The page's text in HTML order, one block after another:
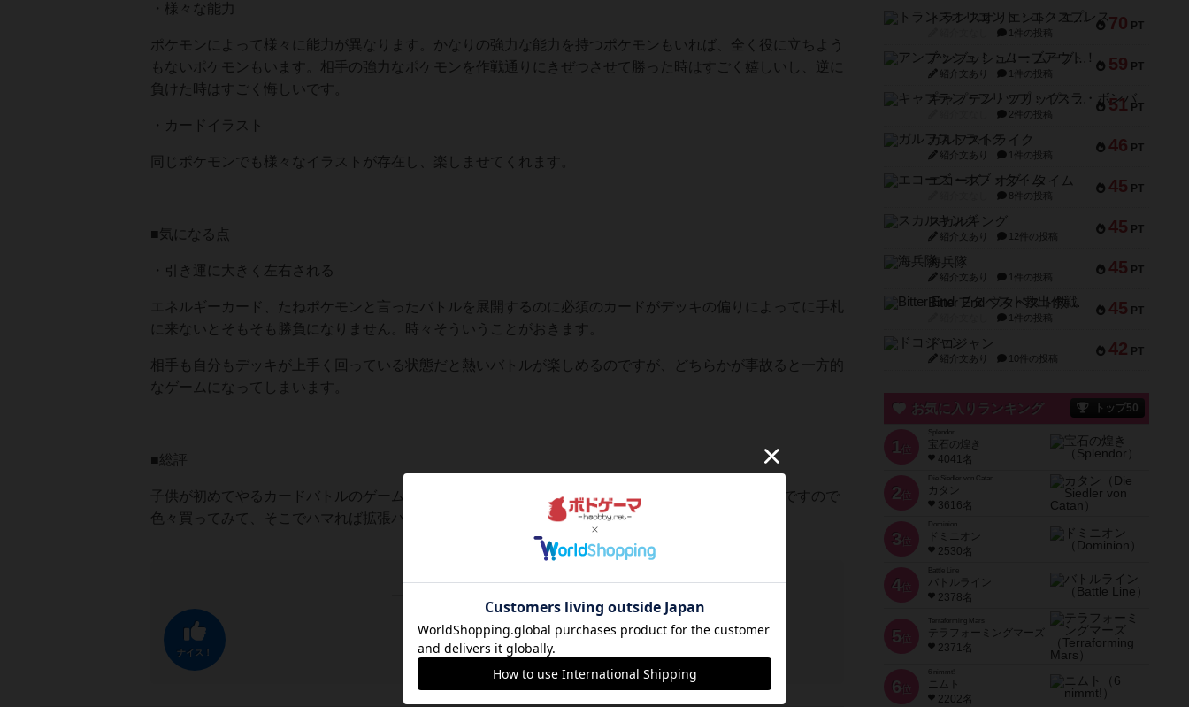
・様々な能力
ポケモンによって様々に能力が異なります。かなりの強力な能力を持つポケモンもいれば、全く役に立ちよう
もないポケモンもいます。相手の強力なポケモンを作戦通りにきぜつさせて勝った時はすごく嬉しいし、逆に
負けた時はすごく悔しいです。
・カードイラスト
同じポケモンでも様々なイラストが存在し、楽しませてくれます。
■気になる点
・引き運に大きく左右される
エネルギーカード、たねポケモンと言ったバトルを展開するのに必須のカードがデッキの偏りによってに手札
に来ないとそもそも勝負になりません。時々そういうことがおきます。
相手も自分もデッキが上手く回っている状態だと熱いバトルが楽しめるのですが、どちらかが事故ると一方的
なゲームになってしまいます。
■総評
子供が初めてやるカードバトルのゲームとしては満点だと思います。スタートデッキは550円と格安ですので
色々買ってみて、そこでハマれば拡張パックなどに手を広げてみたら良いと思います。
この投稿に0名がナイス！しました
ナイス！
70 PT
トランスオリエント・エクスプレス
1件の投稿
59 PT
アンブッシュ！：ムーブアウト！
紹介文あり 1件の投稿
51 PT
キャプテン・フリップ：イスラ・ボンバ
2件の投稿
46 PT
ガルフストライク
紹介文あり 1件の投稿
45 PT
エコーズ・オブ・タイム
8件の投稿
45 PT
スカルキング
紹介文あり 12件の投稿
45 PT
海兵隊
紹介文あり 1件の投稿
45 PT
Bitter End ブタペスト救出作戦
1件の投稿
42 PT
ドコジャン
紹介文あり 10件の投稿
お気に入りランキング トップ50
1 位
宝石の煌き
4041名
2 位
Die Siedler von Catan
カタン
3616名
3 位
ドミニオン
2530名
4位
Battle Line
バトルライン
2378名
5 位
Terraforming Mars
テラフォーミングマーズ
2371名
6 位
ニムト
2202名